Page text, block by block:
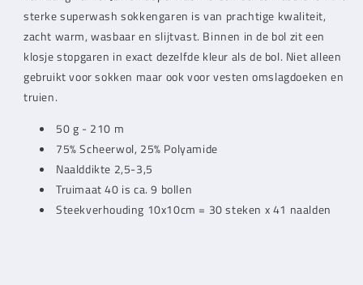
(83.0045)
(83.0045)
sterke superwash sokkengaren is van prachtige kwaliteit,
zacht warm, wasbaar en slijtvast. Binnen in de bol zit een
klosje stopgaren in exact dezelfde kleur als de bol. Niet alleen
gebruikt voor sokken maar ook voor vesten omslagdoeken en
truien.
50 g - 210 m
75% Scheerwol, 25% Polyamide
Naalddikte 2,5-3,5
Truimaat 40 is ca. 9 bollen
Steekverhouding 10x10cm = 30 steken x 41 naalden